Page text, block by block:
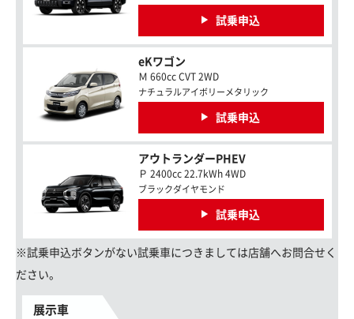
試乗申込
eKワゴン
Ｍ 660cc CVT 2WD
ナチュラルアイボリーメタリック
試乗申込
アウトランダーPHEV
Ｐ 2400cc 22.7kWh 4WD
ブラックダイヤモンド
試乗申込
※試乗申込ボタンがない試乗車につきましては店舗へお問合せく
ださい。
展示車